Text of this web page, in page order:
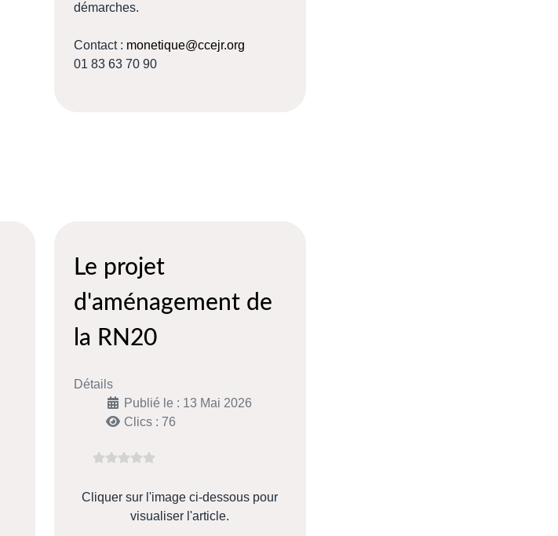
démarches.
Contact : monetique@ccejr.org
01 83 63 70 90
Le projet
d'aménagement de
la RN20
Détails
Publié le : 13 Mai 2026
Clics : 76
Cliquer sur l'image ci-dessous pour
visualiser l'article.